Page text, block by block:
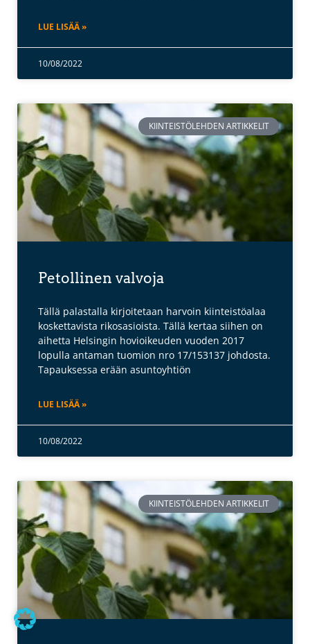
LUE LISÄÄ »
10/08/2022
KIINTEISTÖLEHDEN ARTIKKELIT
Petollinen valvoja
Tällä palastalla kirjoitetaan harvoin kiinteistöalaa
koskettavista rikosasioista. Tällä kertaa siihen on
aihetta Helsingin hovioikeuden vuoden 2017
lopulla antaman tuomion nro 17/153137 johdosta.
Tapauksessa erään asuntoyhtiön
LUE LISÄÄ »
10/08/2022
KIINTEISTÖLEHDEN ARTIKKELIT